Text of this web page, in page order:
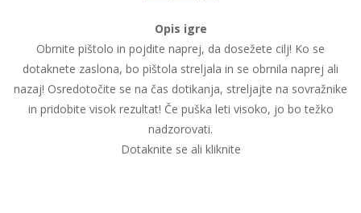
Opis igre
Obrnite pištolo in pojdite naprej, da dosežete cilj! Ko se
dotaknete zaslona, bo pištola streljala in se obrnila naprej ali
nazaj! Osredotočite se na čas dotikanja, streljajte na sovražnike
in pridobite visok rezultat! Če puška leti visoko, jo bo težko
nadzorovati.
Dotaknite se ali kliknite